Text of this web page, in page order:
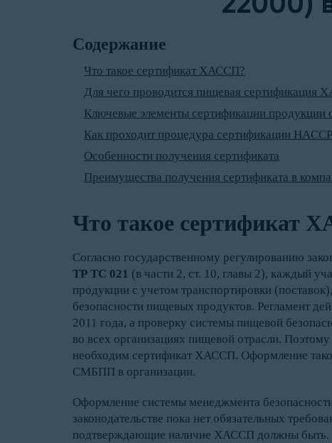
Содержание
Что такое сертификат ХАССП?
Для чего проводится пищевая сертификация
Ключевые элементы сертификации продукции
Как проходит процедура сертификации HACCP
Особенности получения сертификата
Преимущества получения сертификата в
Что такое сертификат
Согласно государственному регулированию
ТР ТС 021 (в части 2, ст. 10, главы 2), каждый
продукции с учетом транспортировки
безопасности пищевых продуктов. Регламент
2011 года, а проверку системы пищевой
во всех организациях пищевой отрасли.
необходим сертификат ХАССП. Оформление
СМБПП в организации.
Оформление системы менеджмента
законодательстве пока нет обязательных
подтверждающие наличие ХАССП должны быть.